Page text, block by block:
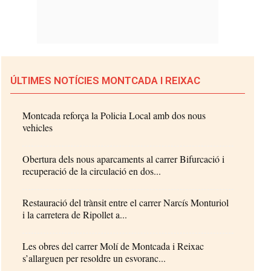
ÚLTIMES NOTÍCIES MONTCADA I REIXAC
Montcada reforça la Policia Local amb dos nous
vehicles
Obertura dels nous aparcaments al carrer Bifurcació i
recuperació de la circulació en dos...
Restauració del trànsit entre el carrer Narcís Monturiol
i la carretera de Ripollet a...
Les obres del carrer Molí de Montcada i Reixac
s’allarguen per resoldre un esvoranc...